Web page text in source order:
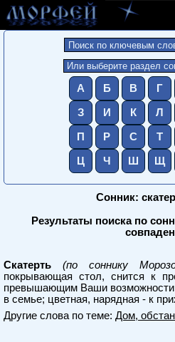
А Б В Г
З И К Л
П Р С Т
Ц Ч Ш Щ
Сонник:
Результаты поиска по
Скатерть (по соннику
покрывающая стол, снится к
превышающим Ваши возможности;
в семье; цветная, нарядная - к
Другие слова по теме: Дом,